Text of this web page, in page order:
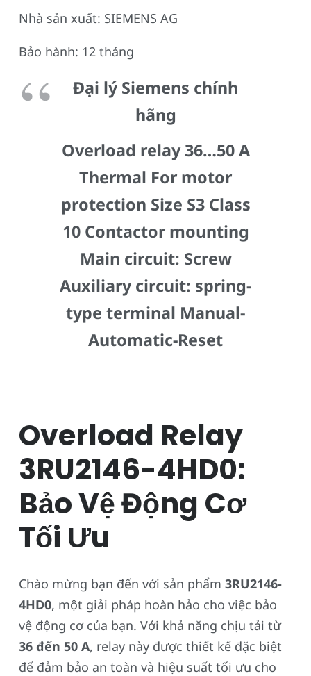
Nhà sản xuất: SIEMENS AG
Bảo hành: 12 tháng
Đại lý Siemens chính
hãng
Overload relay 36…50 A
Thermal For motor
protection Size S3 Class
10 Contactor mounting
Main circuit: Screw
Auxiliary circuit: spring-
type terminal Manual-
Automatic-Reset
Overload Relay
3RU2146-4HD0:
Bảo Vệ Động Cơ
Tối Ưu
Chào mừng bạn đến với sản phẩm 3RU2146-
4HD0, một giải pháp hoàn hảo cho việc bảo
vệ động cơ của bạn. Với khả năng chịu tải từ
36 đến 50 A, relay này được thiết kế đặc biệt
để đảm bảo an toàn và hiệu suất tối ưu cho